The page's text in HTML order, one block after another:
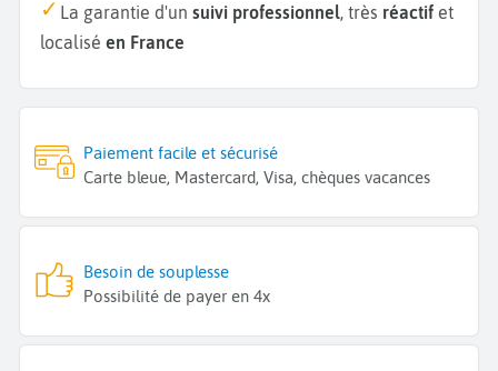
La garantie d'un suivi professionnel, très réactif et
localisé en France
Paiement facile et sécurisé
Carte bleue, Mastercard, Visa, chèques vacances
Besoin de souplesse
Possibilité de payer en 4x